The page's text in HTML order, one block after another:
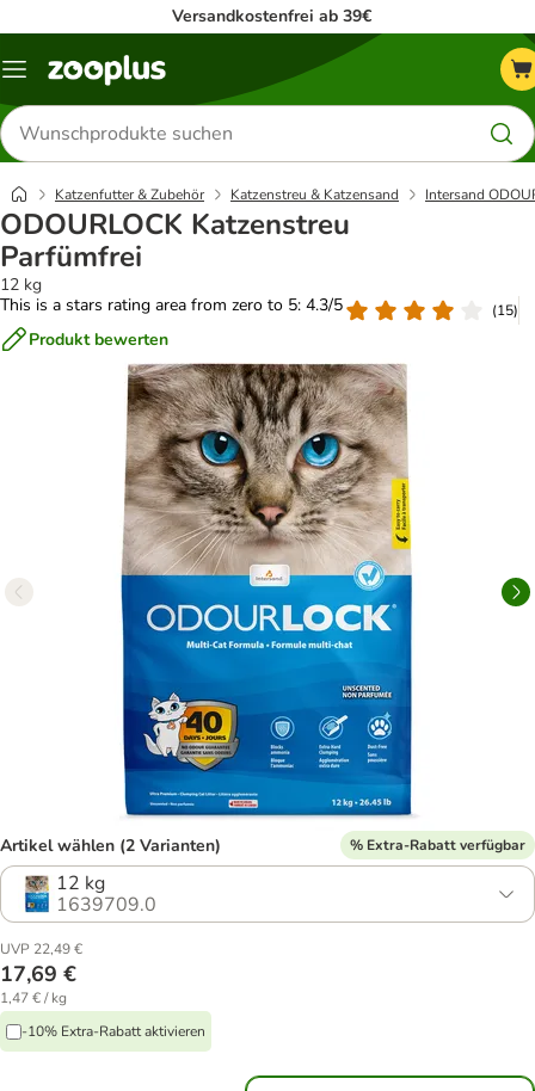
Versandkostenfrei ab 39€
Menü
Produkte
suchen
Katzenfutter & Zubehör Katzenstreu & Katzensand Intersand
ODOURLOCK Katzenstreu
Parfümfrei
12 kg
This is a stars rating area from zero to 5: 4.3/5
(15)
Produkt bewerten
Artikel wählen (2 Varianten) % Extra-Rabatt verfügbar
12 kg
1639709.0
UVP 22,49 €
17,69 €
1,47 € / kg
-10% Extra-Rabatt aktivieren